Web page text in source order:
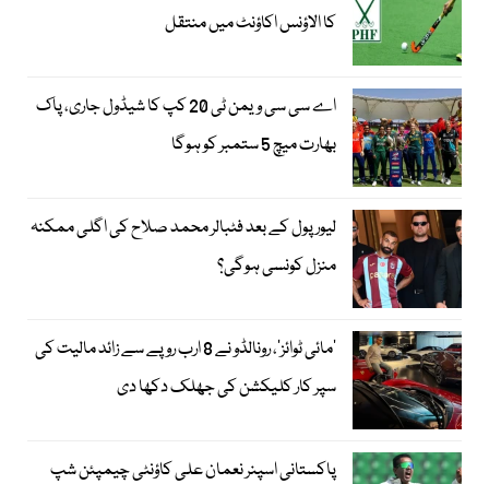
کا الاؤنس اکاؤنٹ میں منتقل
اے سی سی ویمن ٹی 20 کپ کا شیڈول جاری، پاک
بھارت میچ 5 ستمبر کو ہوگا
لیور پول کے بعد فٹبالر محمد صلاح کی اگلی ممکنہ
منزل کونسی ہوگی؟
’مائی ٹوائز‘، رونالڈو نے 8 ارب روپے سے زائد مالیت کی
سپر کار کلیکشن کی جھلک دکھا دی
پاکستانی اسپنر نعمان علی کاؤنٹی چیمپئن شپ